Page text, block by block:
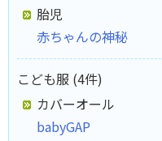
胎児
赤ちゃんの神秘
こども服 (4件)
カバーオール
babyGAP